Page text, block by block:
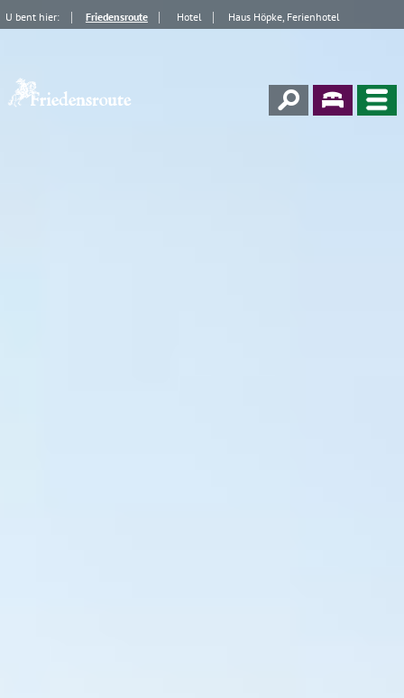
U bent hier: Friedensroute Hotel Haus Höpke, Ferienhotel